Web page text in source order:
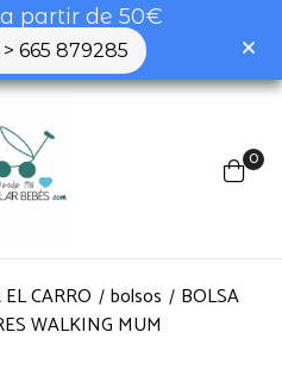
partir de 50€
665 879285
0
CARRO bolsos
BOLSA
WALKING MUM